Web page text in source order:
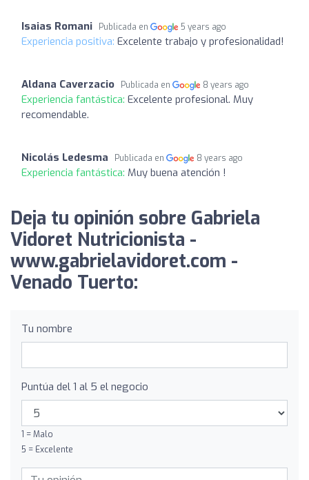
Isaias Romani Publicada en 5 years ago
Experiencia positiva: Excelente trabajo y profesionalidad!
Aldana Caverzacio Publicada en 8 years ago
Experiencia fantástica: Excelente profesional. Muy
recomendable.
Nicolás Ledesma Publicada en 8 years ago
Experiencia fantástica: Muy buena atención !
Deja tu opinión sobre Gabriela
Vidoret Nutricionista -
www.gabrielavidoret.com -
Venado Tuerto:
Tu nombre
Puntúa del 1 al 5 el negocio
1 = Malo
5 = Excelente